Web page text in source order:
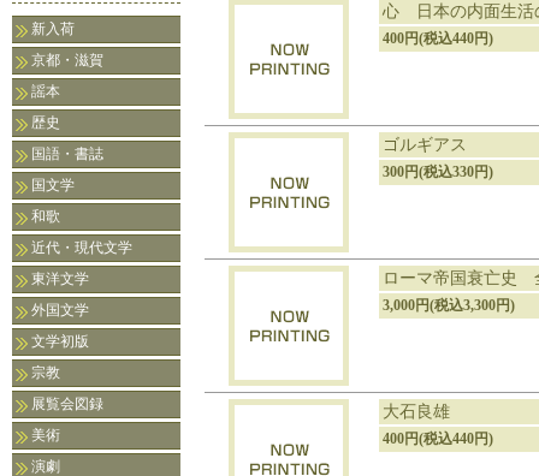
新入荷
京都・滋賀
謡本
歴史
国語・書誌
国文学
和歌
近代・現代文学
東洋文学
外国文学
文学初版
宗教
展覧会図録
美術
演劇
心 日本の内面生活
400円(税込440円)
ゴルギアス
300円(税込330円)
ローマ帝国衰亡史
3,000円(税込3,300円)
大石良雄
400円(税込440円)